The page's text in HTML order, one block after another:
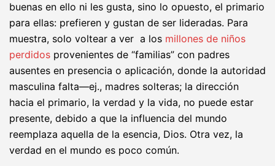
buenas en ello ni les gusta, sino lo opuesto, el primario
para ellas: prefieren y gustan de ser lideradas. Para
muestra, solo voltear a ver a los millones de niños
perdidos provenientes de “familias” con padres
ausentes en presencia o aplicación, donde la autoridad
masculina falta—ej., madres solteras; la dirección
hacia el primario, la verdad y la vida, no puede estar
presente, debido a que la influencia del mundo
reemplaza aquella de la esencia, Dios. Otra vez, la
verdad en el mundo es poco común.